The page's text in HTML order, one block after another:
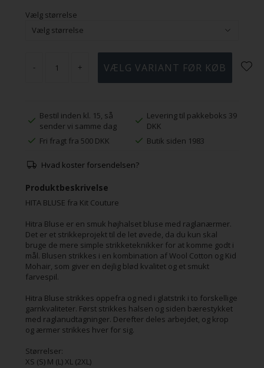
Vælg størrelse
- +
Bestil inden kl. 15, så
sender vi samme dag
Levering til pakkeboks 39
DKK
Fri fragt fra 500 DKK
Butik siden 1983
Hvad koster forsendelsen?
Produktbeskrivelse
HITA BLUSE fra Kit Couture
Hitra Bluse er en smuk højhalset bluse med raglanærmer.
Det er et strikkeprojekt til de let øvede, da du kun skal
bruge de mere simple strikketeknikker for at komme godt i
mål. Blusen strikkes i en kombination af Wool Cotton og Kid
Mohair, som giver en dejlig blød kvalitet og et smukt
farvespil.
Hitra Bluse strikkes oppefra og ned i glatstrik i to forskellige
garnkvaliteter. Først strikkes halsen og siden bærestykket
med raglanudtagninger. Derefter deles arbejdet, og krop
og ærmer strikkes hver for sig.
Størrelser:
XS (S) M (L) XL (2XL)